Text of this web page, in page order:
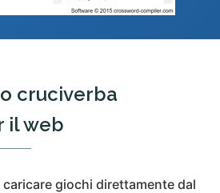
cruciverba
il web
giochi direttamente dal